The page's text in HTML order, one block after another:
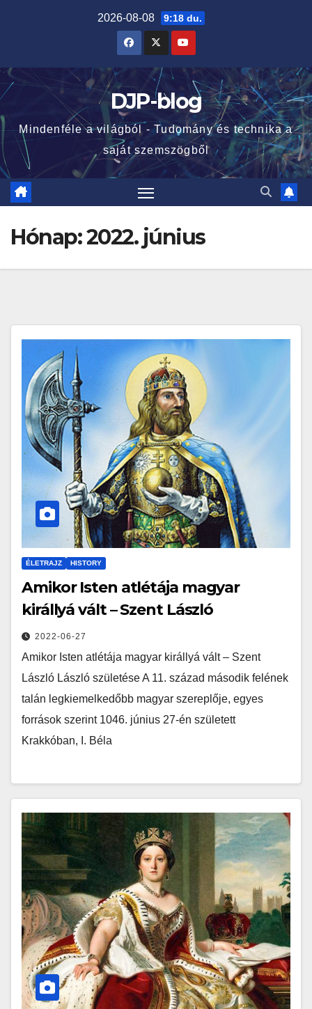
2026-08-08 9:18 du.
DJP-blog
Mindenféle a világból - Tudomány és technika a
saját szemszögből
Hónap:2022. június
ÉLETRAJZ HISTORY
Amikor Isten atlétája magyar
királlyá vált – Szent László
2022-06-27
Amikor Isten atlétája magyar királlyá vált – Szent
László László születése A 11. század második felének
talán legkiemelkedőbb magyar szereplője, egyes
források szerint 1046. június 27-én született
Krakkóban, I. Béla